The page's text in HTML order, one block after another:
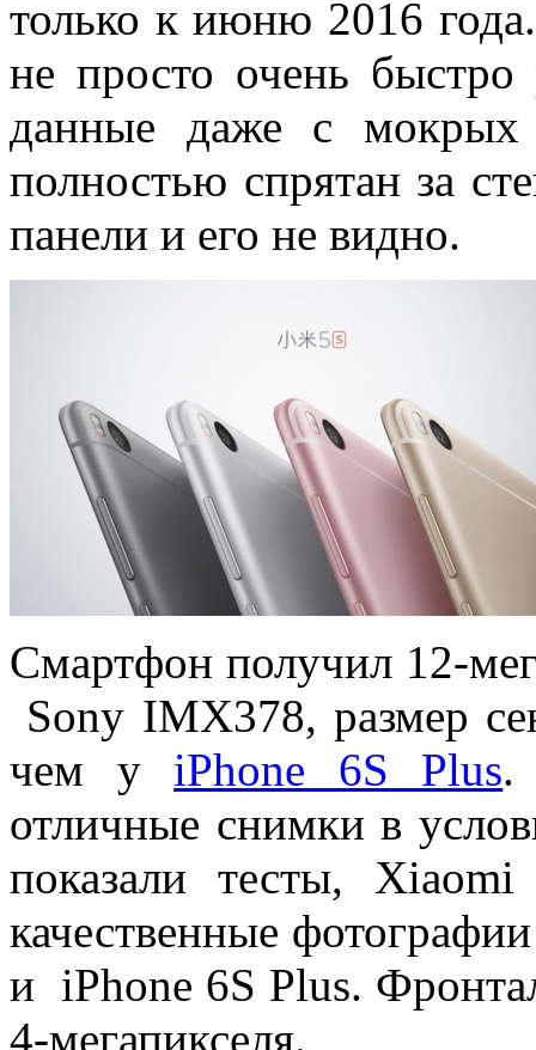
только к июню 2016
не просто очень быстро
данные даже с мокрых
полностью спрятан за
панели и его не видно.
Смартфон получил 12-
Sony IMX378, размер
чем у iPhone 6S Plus.
отличные снимки в
показали тесты,
качественные
и iPhone 6S Plus.
4-мегапикселя.